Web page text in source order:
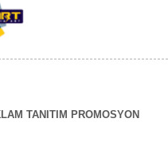
TANITIM PROMOSYON